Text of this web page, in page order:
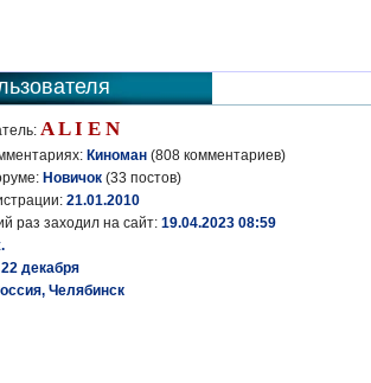
A L I E N
Киноман (808 комментариев)
Новичок (33 постов)
21.01.2010
раз заходил на сайт: 19.04.2023 08:59
22 декабря
Челябинск